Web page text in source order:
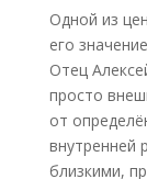
Одной из
его
Отец
просто
от
внутренней
близкими,